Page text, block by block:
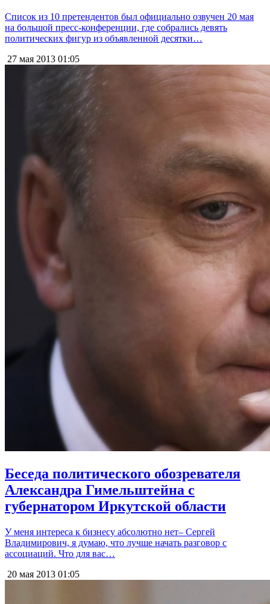
Список из 10 претендентов был официально озвучен 20 мая
на большой пресс-конференции, где собрались девять
политических фигур из объявленной десятки…
27 мая 2013 01:05
Беседа политического обозревателя
Александра Гимельштейна с
губернатором Иркутской области
У меня интереса к бизнесу абсолютно нет– Сергей
Владимирович, я думаю, что лучше начать разговор с
ассоциаций. Что для вас…
20 мая 2013 01:05